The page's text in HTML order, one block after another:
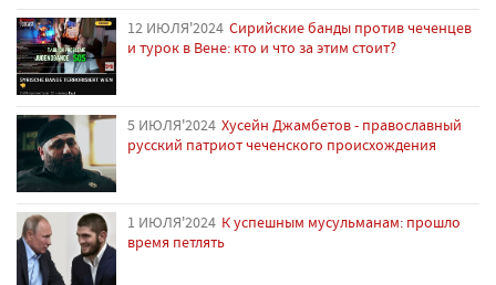
12 ИЮЛЯ'2024 Сирийские банды против чеченцев
и турок в Вене: кто и что за этим стоит?
5 ИЮЛЯ'2024 Хусейн Джамбетов - православный
русский патриот чеченского происхождения
1 ИЮЛЯ'2024 К успешным мусульманам: прошло
время петлять